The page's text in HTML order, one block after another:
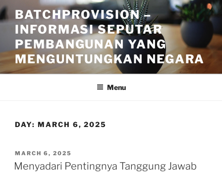
Skip
to
content
BATCHPROVISION –
INFORMASI SEPUTAR
PEMBANGUNAN YANG
MENGUNTUNGKAN NEGARA
Menu
DAY: MARCH 6, 2025
POSTED
ON
MARCH 6, 2025
Menyadari Pentingnya Tanggung Jawab